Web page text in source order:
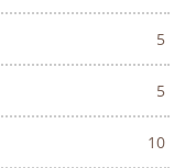
5
5
10